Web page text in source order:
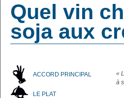
Quel vin
soja aux
ACCORD PRINCIPAL
LE PLAT
«
à